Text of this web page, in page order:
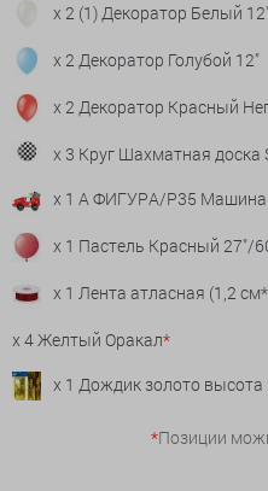
x 2 (1) Декоратор Белый
x 2 Декоратор Голубой 12"
x 2 Декоратор Красный
x 3 Круг Шахматная доска
x 1 А ФИГУРА/P35 Машина
x 1 Пастель Красный 27"/
x 1 Лента атласная (1,2
x 4 Желтый Оракал*
x 1 Дождик золото высота
*Позиции